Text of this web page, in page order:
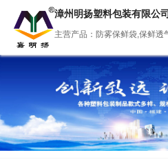
漳州明扬塑料包装有限公司